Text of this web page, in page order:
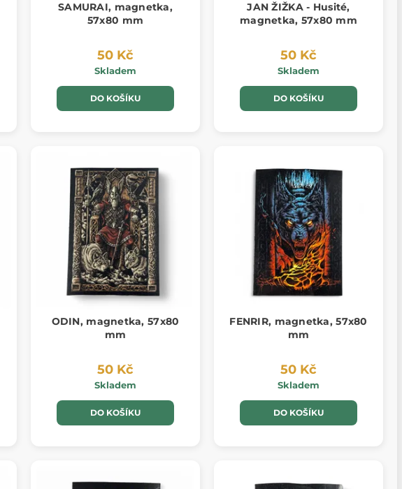
SAMURAI, magnetka,
57x80 mm
50 Kč
Skladem
DO KOŠÍKU
JAN ŽIŽKA - Husité,
magnetka, 57x80 mm
50 Kč
Skladem
DO KOŠÍKU
ODIN, magnetka, 57x80
mm
50 Kč
Skladem
DO KOŠÍKU
FENRIR, magnetka, 57x80
mm
50 Kč
Skladem
DO KOŠÍKU